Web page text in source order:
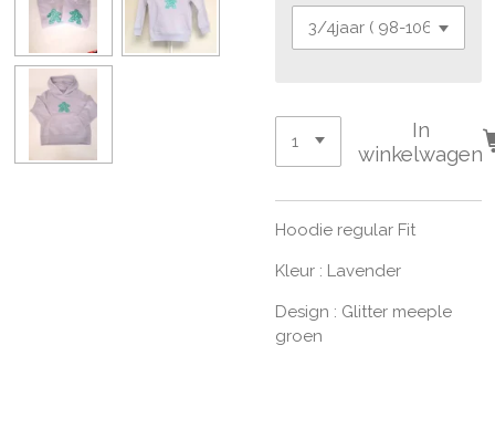
In
winkelwagen
Hoodie regular Fit
Kleur : Lavender
Design : Glitter meeple
groen